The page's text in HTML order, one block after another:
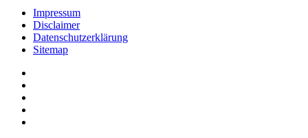
Impressum
Disclaimer
Datenschutzerklärung
Sitemap